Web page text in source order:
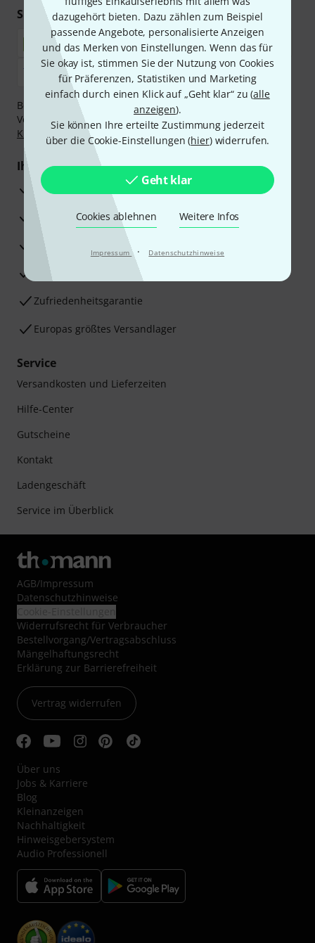
dazugehört bieten. Dazu zählen zum Beispiel
passende Angebote, personalisierte Anzeigen
und das Merken von Einstellungen. Wenn das für
Sie okay ist, stimmen Sie der Nutzung von Cookies
für Präferenzen, Statistiken und Marketing
einfach durch einen Klick auf „Geht klar“ zu (alle
anzeigen).
Sie können Ihre erteilte Zustimmung jederzeit
über die Cookie-Einstellungen (hier) widerrufen.
Geht klar
Cookies ablehnen Weitere Infos
Impressum · Datenschutzhinweise
Sicher einkaufen & bezahlen
Bezahlen Sie vertraulich und sicher per Nachnahme,
Vorkasse, PayPal, Amazon Pay,Klarna Sofort bezahlen
Klarna Ratenzahlung oder Kreditkarte.
Ihre Vorteile
3 Jahre Thomann Garantie
30 Tage Money-Back-Garantie
Beratung durch Fachexperten
Zufriedenheitsgarantie
Europas größtes Versandlager
Service
Versandkosten und Lieferzeiten
Hilfe-Center
Gutscheine
Kontakt
Ladengeschäft
Service im Überblick
AGB/Impressum
Datenschutzhinweise
Widerrufsrecht für Verbraucher
Bestellvorgang/Vertragsabschluss
Mängelhaftungsrecht
Erklärung zur Barrierefreiheit
Vertrag widerrufen
Über uns
Jobs & Karriere
Blog
Kleinanzeigen
Nachhaltigkeit
Hinweisgebersystem
Audio Professionell